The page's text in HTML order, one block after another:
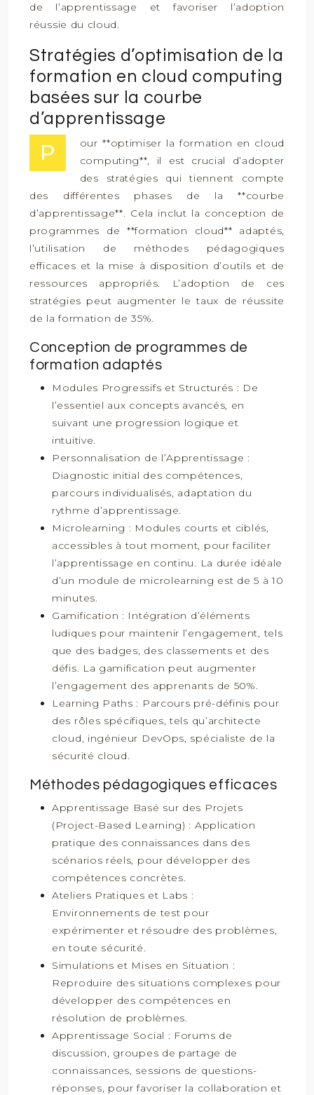
de l’apprentissage et favoriser l’adoption
réussie du cloud.
Stratégies d’optimisation de la
formation en cloud computing
basées sur la courbe
d’apprentissage
P
our **optimiser la formation en cloud
computing**, il est crucial d’adopter
des stratégies qui tiennent compte
des différentes phases de la **courbe
d’apprentissage**. Cela inclut la conception de
programmes de **formation cloud** adaptés,
l’utilisation de méthodes pédagogiques
efficaces et la mise à disposition d’outils et de
ressources appropriés. L’adoption de ces
stratégies peut augmenter le taux de réussite
de la formation de 35%.
Conception de programmes de
formation adaptés
Modules Progressifs et Structurés : De
l’essentiel aux concepts avancés, en
suivant une progression logique et
intuitive.
Personnalisation de l’Apprentissage :
Diagnostic initial des compétences,
parcours individualisés, adaptation du
rythme d’apprentissage.
Microlearning : Modules courts et ciblés,
accessibles à tout moment, pour faciliter
l’apprentissage en continu. La durée idéale
d’un module de microlearning est de 5 à 10
minutes.
Gamification : Intégration d’éléments
ludiques pour maintenir l’engagement, tels
que des badges, des classements et des
défis. La gamification peut augmenter
l’engagement des apprenants de 50%.
Learning Paths : Parcours pré-définis pour
des rôles spécifiques, tels qu’architecte
cloud, ingénieur DevOps, spécialiste de la
sécurité cloud.
Méthodes pédagogiques efficaces
Apprentissage Basé sur des Projets
(Project-Based Learning) : Application
pratique des connaissances dans des
scénarios réels, pour développer des
compétences concrètes.
Ateliers Pratiques et Labs :
Environnements de test pour
expérimenter et résoudre des problèmes,
en toute sécurité.
Simulations et Mises en Situation :
Reproduire des situations complexes pour
développer des compétences en
résolution de problèmes.
Apprentissage Social : Forums de
discussion, groupes de partage de
connaissances, sessions de questions-
réponses, pour favoriser la collaboration et